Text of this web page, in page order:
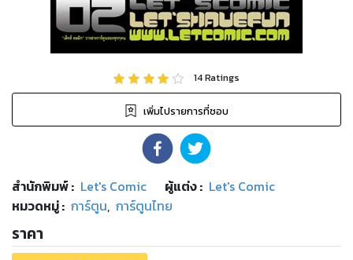
14Ratings
เพิ่มไปรายการที่ชอบ
สำนักพิมพ์: Let's Comic ผู้แต่ง : Let's Comic
หมวดหมู่: การ์ตูน, การ์ตูนไทย
ราคา